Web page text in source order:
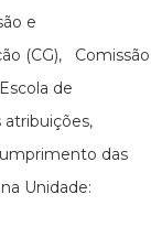
e
(CG),
Comissão
de
atribuições,
das
Unidade: